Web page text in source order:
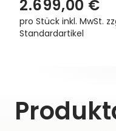
2.699,00 €
pro Stück inkl. MwSt.
Standardartikel